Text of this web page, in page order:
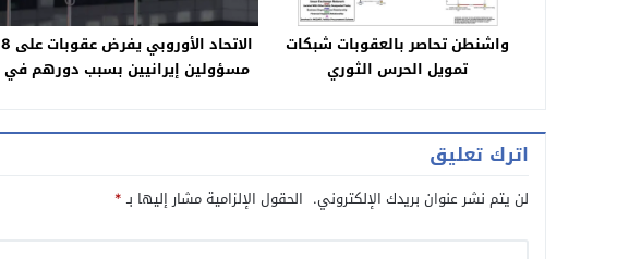
واشنطن تحاصر بالعقوبات شبكات
تمويل الحرس الثوري
الاتحاد الأوروبي يفرض عقوبات على 8
مسؤولين إيرانيين بسبب دورهم في
اترك تعليق
لن يتم نشر عنوان بريدك الإلكتروني. الحقول الإلزامية مشار إليها بـ*